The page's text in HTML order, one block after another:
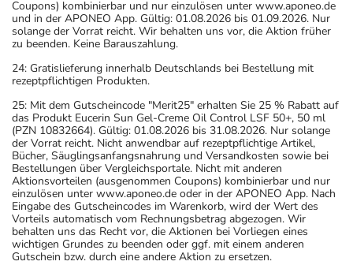
Coupons) kombinierbar und nur einzulösen unter www.aponeo.de
und in der APONEO App. Gültig: 01.08.2026 bis 01.09.2026. Nur
solange der Vorrat reicht. Wir behalten uns vor, die Aktion früher
zu beenden. Keine Barauszahlung.
24: Gratislieferung innerhalb Deutschlands bei Bestellung mit
rezeptpflichtigen Produkten.
25: Mit dem Gutscheincode "Merit25" erhalten Sie 25 % Rabatt auf
das Produkt Eucerin Sun Gel-Creme Oil Control LSF 50+, 50 ml
(PZN 10832664). Gültig: 01.08.2026 bis 31.08.2026. Nur solange
der Vorrat reicht. Nicht anwendbar auf rezeptpflichtige Artikel,
Bücher, Säuglingsanfangsnahrung und Versandkosten sowie bei
Bestellungen über Vergleichsportale. Nicht mit anderen
Aktionsvorteilen (ausgenommen Coupons) kombinierbar und nur
einzulösen unter www.aponeo.de oder in der APONEO App. Nach
Eingabe des Gutscheincodes im Warenkorb, wird der Wert des
Vorteils automatisch vom Rechnungsbetrag abgezogen. Wir
behalten uns das Recht vor, die Aktionen bei Vorliegen eines
wichtigen Grundes zu beenden oder ggf. mit einem anderen
Gutschein bzw. durch eine andere Aktion zu ersetzen.